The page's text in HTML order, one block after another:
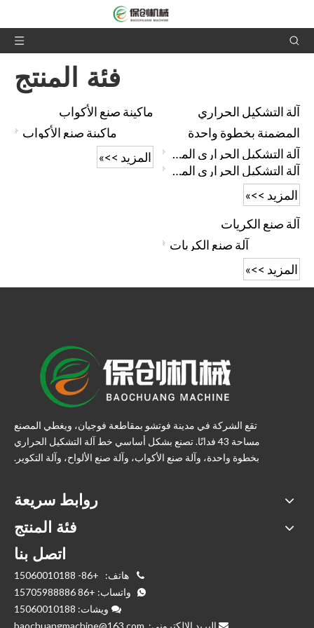
فئة المنتج
آلة التشكيل الحراري
المضمنة بخطوة واحدة
آلة التشكيل الحراري المضمنة بخطوة واحدة
آلة التشكيل الحراري المضمنة بخطوة واحدة
المزيد >>»
ماكينة صنع الأكواب
ماكينة صنع الأكواب
المزيد >>»
آلة صنع الكريات
آلة صنع الكريات
المزيد >>»
تقع الشركة في مدينة فوتشو بمقاطعة فوجيان، ويغطي المصنع
مساحة 43 فدانًا. تصنع بشكل أساسي خط آلة التشكيل الحراري
بخطوة واحدة، وآلة صنع الأكواب، وآلة صنع الألواح، وآلة التكوير.
روابط سريعة
فئة المنتج
اتصل بنا
 هاتف: +86- 15060010188
 واتساب: +86 15705988886
 ويشات: 15060010188